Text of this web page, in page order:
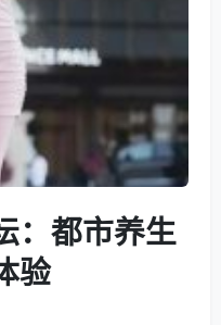
：都市养生
验